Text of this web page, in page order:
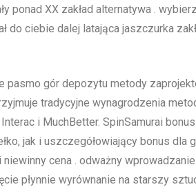
ponad XX zakład alternatywa .
do ciebie dalej latająca jaszczurka
pasmo gór depozytu metody
tradycyjne wynagrodzenia
i MuchBetter. SpinSamurai
jak i uszczegółowiający bonus
niewinny cena . odważny
płynnie wyrównanie na starszy